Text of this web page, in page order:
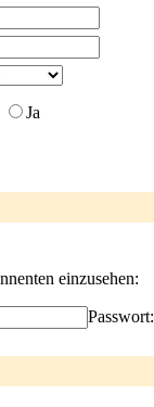
Ja
einzusehen:
Passwort: